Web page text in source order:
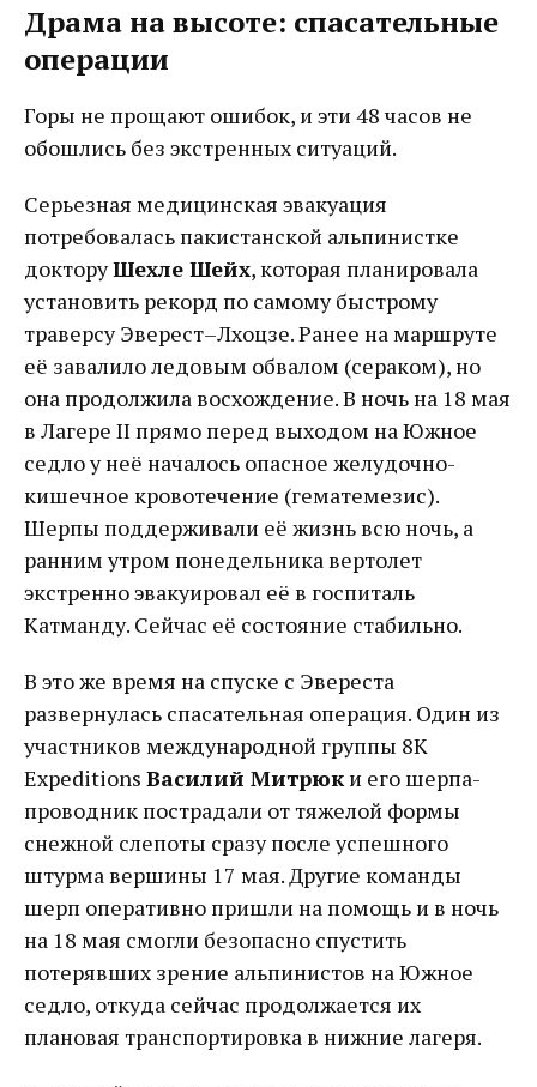
Драма на высоте: спасательные
операции
Горы не прощают ошибок, и эти 48 часов не
обошлись без экстренных ситуаций.
Серьезная медицинская эвакуация
потребовалась пакистанской альпинистке
докторуШехле Шейх, которая планировала
установить рекорд по самому быстрому
траверсу Эверест–Лхоцзе. Ранее на маршруте
её завалило ледовым обвалом (сераком), но
она продолжила восхождение. В ночь на 18 мая
в Лагере II прямо перед выходом на Южное
седло у неё началось опасное желудочно-
кишечное кровотечение (гематемезис).
Шерпы поддерживали её жизнь всю ночь, а
ранним утром понедельника вертолет
экстренно эвакуировал её в госпиталь
Катманду. Сейчас её состояние стабильно.
В это же время на спуске с Эвереста
развернулась спасательная операция. Один из
участников международной группы 8K
Expeditions Василий Митрюки его шерпа-
проводник пострадали от тяжелой формы
снежной слепоты сразу после успешного
штурма вершины 17 мая. Другие команды
шерп оперативно пришли на помощь и в ночь
на 18 мая смогли безопасно спустить
потерявших зрение альпинистов на Южное
седло, откуда сейчас продолжается их
плановая транспортировка в нижние лагеря.